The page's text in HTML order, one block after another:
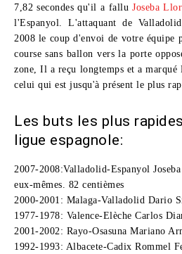
7,82 secondes qu'il a falluJoseba
l'Espanyol. L'attaquant de
2008 le coup d'envoi de votre équipe
course sans ballon vers la porte
zone, Il a reçu longtemps et a marqué
celui qui est jusqu'à présent le plus
Les buts les plus
ligue espagnole:
2007-2008:Valladolid-Espanyol
eux-mêmes. 82 centièmes
2000-2001: Malaga-Valladolid Dario
1977-1978: Valence-Elèche Carlos
2001-2002: Rayo-Osasuna Mariano
1992-1993: Albacete-Cadix Rommel